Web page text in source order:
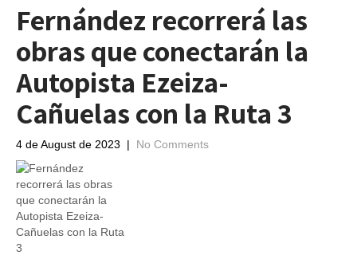
Fernández recorrerá las
obras que conectarán la
Autopista Ezeiza-
Cañuelas con la Ruta 3
4 de August de 2023 | No Comments